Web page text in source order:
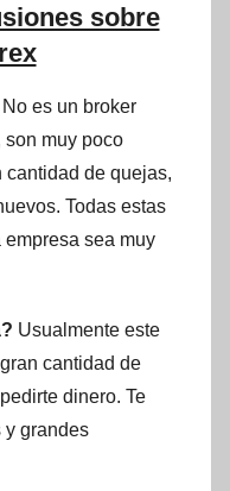
sobre
No es un broker
muy poco
cantidad de quejas,
Todas estas
sea muy
Usualmente este
cantidad de
dinero. Te
y grandes